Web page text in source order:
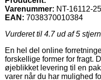
Varenummer: NT-16112-25
EAN: 7038370010384
Vurderet til 4.7ud af 5
En hel del online
forskellige former for fragt.
øjeblikket levering til en
varer når du har mulighed